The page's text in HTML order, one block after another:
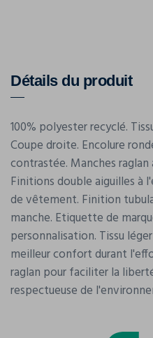
Détails du produit
100% polyester recyclé.
Coupe droite. Encolure
contrastée. Manches
Finitions double aiguilles à
de vêtement. Finition
manche. Etiquette de
personnalisation. Tissu
meilleur confort durant
raglan pour faciliter la
respectueuse de